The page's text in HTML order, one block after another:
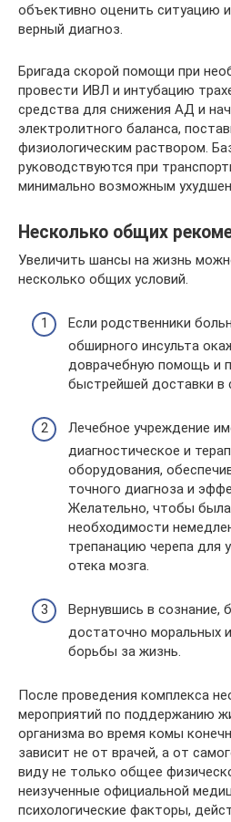
объективно оценить ситуацию
верный диагноз.
Бригада скорой помощи при
провести ИВЛ и интубацию
средства для снижения АД и
электролитного баланса,
физиологическим раствором.
руководствуются при
минимально возможным
Несколько общих
Увеличить шансы на жизнь
несколько общих условий.
Если родственники
обширного инсульта
доврачебную помощь и
быстрейшей доставки в
Лечебное учреждение
диагностическое и
оборудования,
точного диагноза и
Желательно, чтобы
необходимости
трепанацию черепа для
отека мозга.
Вернувшись в сознание,
достаточно моральных
борьбы за жизнь.
После проведения комплекса
мероприятий по поддержанию
организма во время комы
зависит не от врачей, а от
виду не только общее
неизученные официальной
психологические факторы,